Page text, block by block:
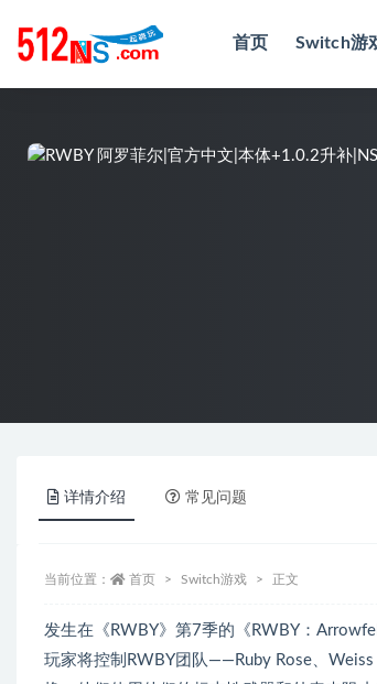
首页 Switch游
详情介绍 常见问题
当前位置： 首页 Switch游戏 正文
发生在《RWBY》第7季的《RWBY：
玩家将控制RWBY团队——Ruby Rose、